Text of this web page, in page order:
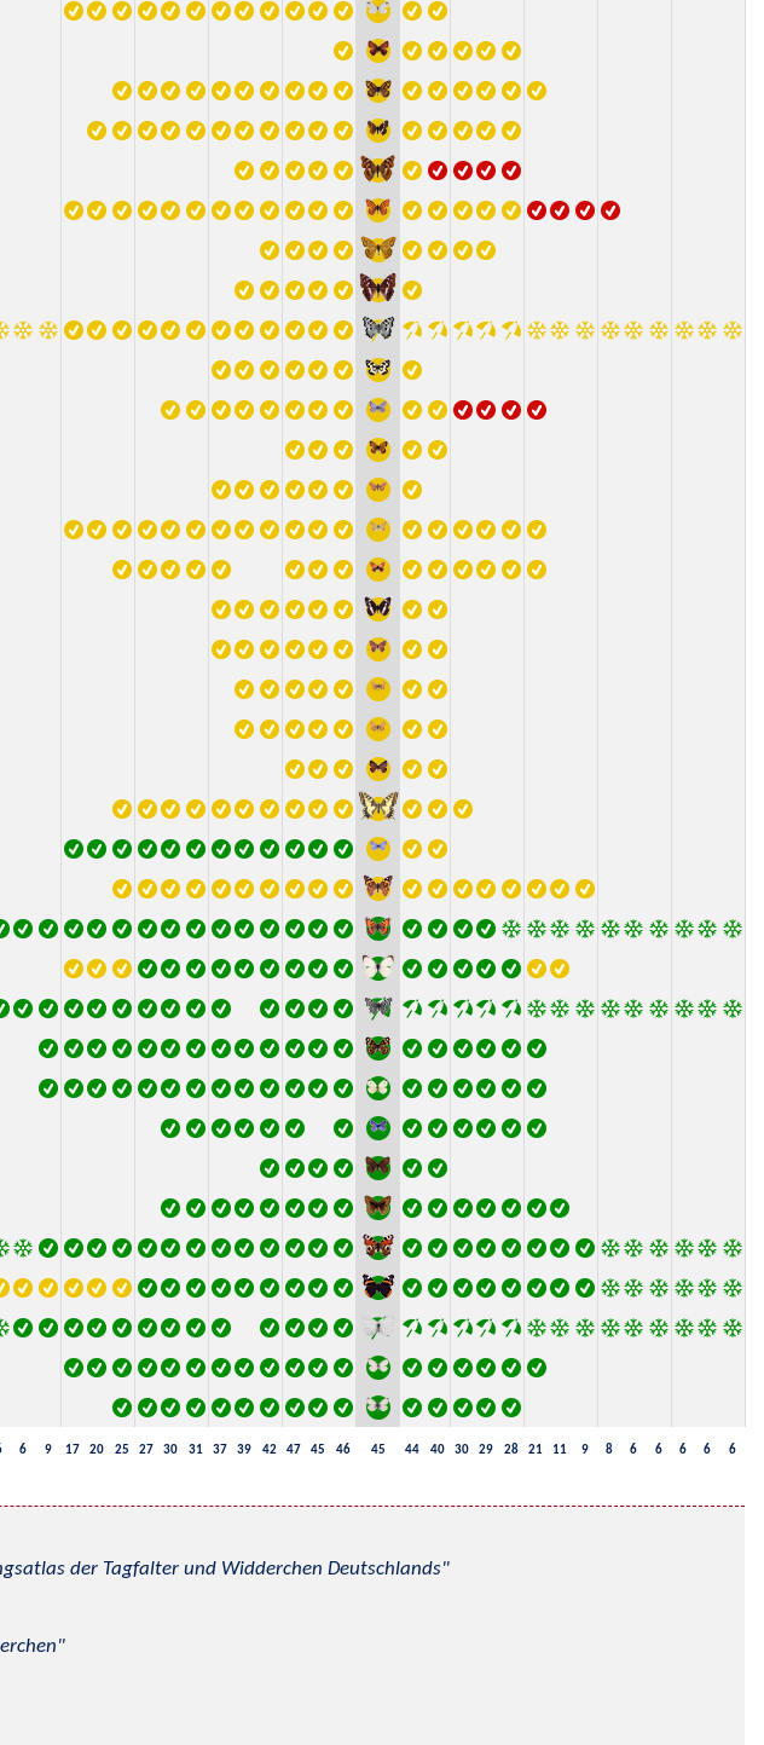
6 9 17 20 25 27 30 31 37 39 42 47 45 46 45 44 40 30 29 28 21 11 9 8 6 6 6 6 6
der Tagfalter und Widderchen Deutschlands